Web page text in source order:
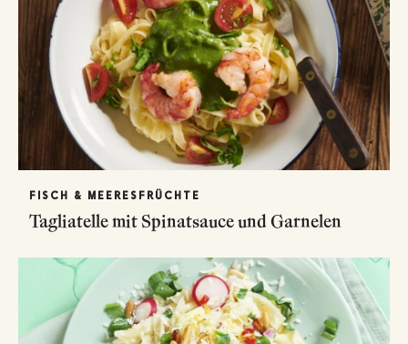
FISCH & MEERESFRÜCHTE
Tagliatelle mit Spinatsauce und Garnelen